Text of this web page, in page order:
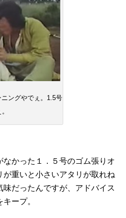
ングやでぇ。1.5号
かった１．５号のゴム張りオ
重いと小さいアタリが取れね
味だったんですが、アドバイス
ープ。